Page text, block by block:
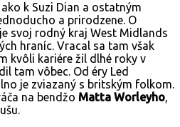
k Suzi Dian a ostatným
a prirodzene. O
svoj rodný kraj West Midlands
hraníc. Vracal sa tam však
kvôli kariére žil dlhé roky v
tam vôbec. Od éry Led
je zviazaný s britským folkom.
na bendžo Matta Worleyho,